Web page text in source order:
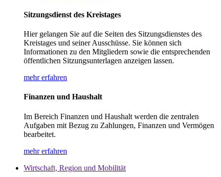
Sitzungsdienst des Kreistages
Hier gelangen Sie auf die Seiten des Sitzungsdienstes des
Kreistages und seiner Ausschüsse. Sie können sich
Informationen zu den Mitgliedern sowie die entsprechenden
öffentlichen Sitzungsunterlagen anzeigen lassen.
mehr erfahren
Finanzen und Haushalt
Im Bereich Finanzen und Haushalt werden die zentralen
Aufgaben mit Bezug zu Zahlungen, Finanzen und Vermögen
bearbeitet.
mehr erfahren
Wirtschaft, Region und Mobilität